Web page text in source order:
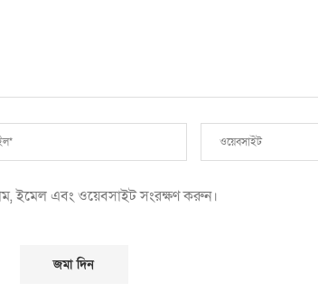
ইমেল এবং ওয়েবসাইট সংরক্ষণ করুন।